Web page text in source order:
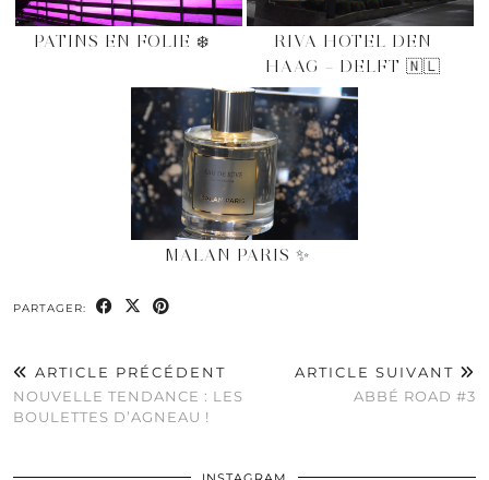
PATINS EN FOLIE ❄️
RIVA HOTEL DEN
HAAG – DELFT 🇳🇱
MALAN PARIS ✨
PARTAGER:
ARTICLE PRÉCÉDENT
NOUVELLE TENDANCE : LES
BOULETTES D’AGNEAU !
ARTICLE SUIVANT
ABBÉ ROAD #3